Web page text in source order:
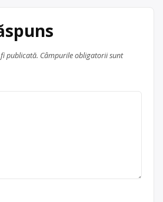
publicată. Câmpurile obligatorii sunt